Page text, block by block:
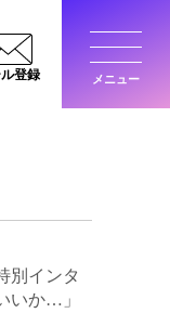
登録 メニュー
別インタ
いか…」